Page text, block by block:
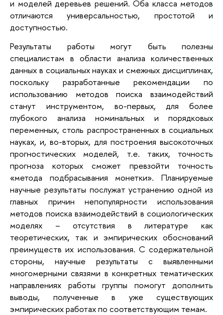
и моделей деревьев решений. Оба класса методов
отличаются универсальностью, простотой и
доступностью.
Результаты работы могут быть полезны
специалистам в области анализа количественных
данных в социальных науках и смежных дисциплинах,
поскольку разработанные рекомендации по
использованию методов поиска взаимодействий
станут инструментом, во-первых, для более
глубокого анализа номинальных и порядковых
переменных, столь распространенных в социальных
науках, и, во-вторых, для построения высокоточных
прогностических моделей, т.е. таких, точность
прогноза которых сможет превзойти точность
«метода подбрасывания монетки». Планируемые
научные результаты послужат устранению одной из
главных причин непопулярности использования
методов поиска взаимодействий в социологических
моделях – отсутствия в литературе как
теоретических, так и эмпирических обоснований
преимуществ их использования. С содержательной
стороны, научные результаты с выявленными
многомерными связями в конкретных тематических
направлениях работы группы помогут дополнить
выводы, полученные в уже существующих
эмпирических работах по соответствующим темам.